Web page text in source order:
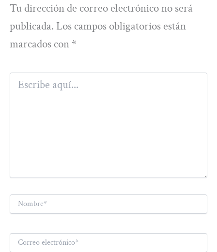
Tu dirección de correo electrónico no será
publicada. Los campos obligatorios están
marcados con *
Escribe
aquí...
Nombre*
Correo
electrónico*